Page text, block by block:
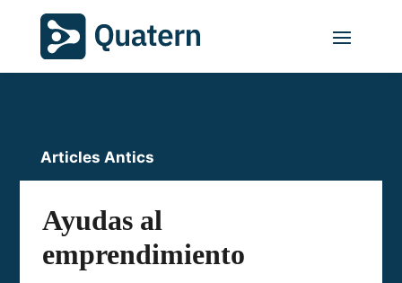
Articles Antics
Ayudas al
emprendimiento